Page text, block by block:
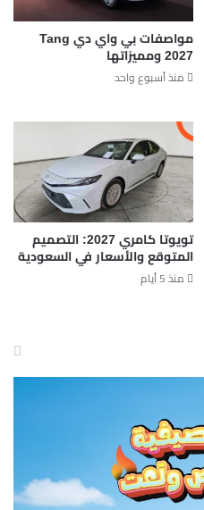
مواصفات بي واي دي Tang
2027 ومميزاتها
منذ أسبوع واحد
تويوتا كامري 2027: التصميم
المتوقع والأسعار في السعودية
منذ 5 أيام